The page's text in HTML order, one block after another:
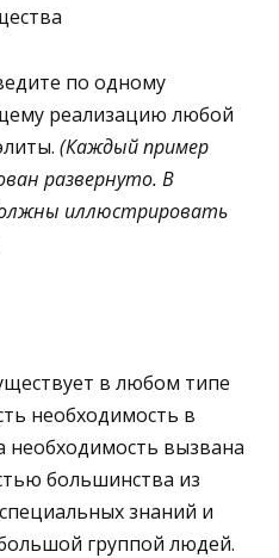
по одному
реализацию любой
(Каждый пример
развернуто. В
иллюстрировать
в любом типе
необходимость в
вызвана
большинства из
знаний и
группой людей.